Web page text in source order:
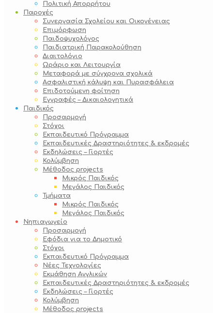
Πολιτική Απορρήτου
Παροχές
Συνεργασία Σχολείου και Οικογένειας
Επιμόρφωση
Παιδοψυχολόγος
Παιδιατρική Παρακολούθηση
Διαιτολόγιο
Ωράριο και Λειτουργία
Μεταφορά με σύγχρονα σχολικά
Ασφαλιστική κάλυψη και Πυρασφάλεια
Επιδοτούμενη φοίτηση
Εγγραφές – Δικαιολογητικά
Παιδικός
Προσαρμογή
Στόχοι
Εκπαιδευτικό Πρόγραμμα
Εκπαιδευτικές Δραστηριότητες & εκδρομές
Εκδηλώσεις – Γιορτές
Κολύμβηση
Μέθοδος projects
Μικρός Παιδικός
Μεγάλος Παιδικός
Τμήματα
Μικρός Παιδικός
Μεγάλος Παιδικός
Νηπιαγωγείο
Προσαρμογή
Εφόδια για το Δημοτικό
Στόχοι
Εκπαιδευτικό Πρόγραμμα
Νέες Τεχνολογίες
Εκμάθηση Αγγλικών
Εκπαιδευτικές Δραστηριότητες & εκδρομές
Εκδηλώσεις – Γιορτές
Κολύμβηση
Μέθοδος projects